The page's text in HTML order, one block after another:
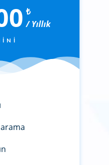
₺
/ Yıllık